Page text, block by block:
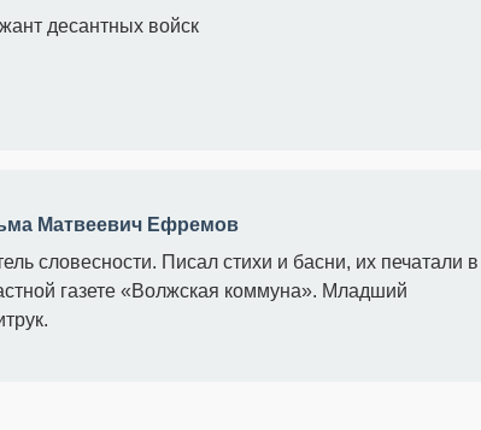
десантных войск
Матвеевич Ефремов
словесности. Писал стихи и басни, их печатали в
газете «Волжская коммуна». Младший